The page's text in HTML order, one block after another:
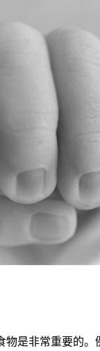
非常重要的。